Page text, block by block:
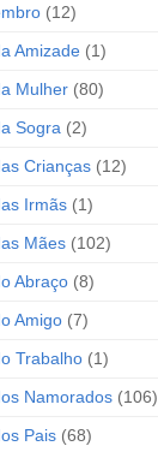
(12)
Amizade (1)
Mulher (80)
Sogra (2)
Crianças (12)
Irmãs (1)
Mães (102)
Abraço (8)
Amigo (7)
Trabalho (1)
Namorados (106)
Pais (68)